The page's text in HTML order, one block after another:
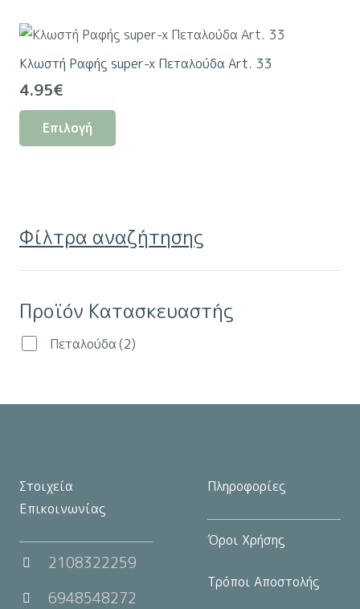
πολλαπλές
παραλλαγές.
σελίδα
του
προϊόντος
Κλωστή Ραφής super-x Πεταλούδα Art. 33
4.95€
Επιλογή
Οι
επιλογές
να
επιλεγούν
του
Φίλτρα αναζήτησης
Προϊόν Κατασκευαστής
Πεταλούδα(2)
Στοιχεία
Επικοινωνίας
2108322259
6948548272
Πληροφορίες
Όροι Χρήσης
Τρόποι Αποστολής